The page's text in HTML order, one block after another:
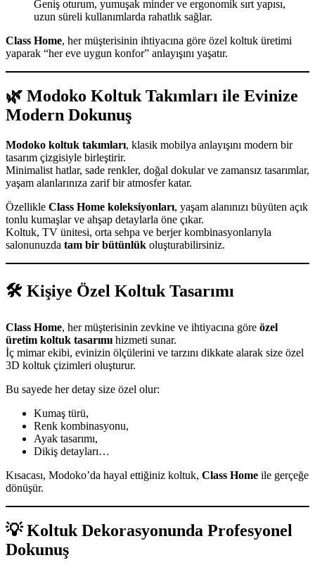
Geniş oturum, yumuşak minder ve ergonomik sırt yapısı,
uzun süreli kullanımlarda rahatlık sağlar.
Class Home, her müşterisinin ihtiyacına göre özel koltuk üretimi
yaparak “her eve uygun konfor” anlayışını yaşatır.
🌿 Modoko Koltuk Takımları ile Evinize
Modern Dokunuş
Modoko koltuk takımları, klasik mobilya anlayışını modern bir
tasarım çizgisiyle birleştirir.
Minimalist hatlar, sade renkler, doğal dokular ve zamansız tasarımlar,
yaşam alanlarınıza zarif bir atmosfer katar.
Özellikle Class Home koleksiyonları, yaşam alanınızı büyüten açık
tonlu kumaşlar ve ahşap detaylarla öne çıkar.
Koltuk, TV ünitesi, orta sehpa ve berjer kombinasyonlarıyla
salonunuzda tam bir bütünlük oluşturabilirsiniz.
🛠️ Kişiye Özel Koltuk Tasarımı
Class Home, her müşterisinin zevkine ve ihtiyacına göre özel
üretim koltuk tasarımı hizmeti sunar.
İç mimar ekibi, evinizin ölçülerini ve tarzını dikkate alarak size özel
3D koltuk çizimleri oluşturur.
Bu sayede her detay size özel olur:
Kumaş türü,
Renk kombinasyonu,
Ayak tasarımı,
Dikiş detayları…
Kısacası, Modoko’da hayal ettiğiniz koltuk, Class Home ile gerçeğe
dönüşür.
💡 Koltuk Dekorasyonunda Profesyonel
Dokunuş